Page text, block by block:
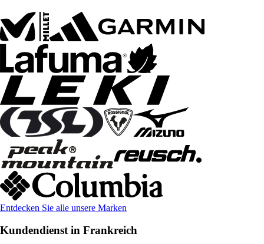
Entdecken Sie alle unsere Marken
Kundendienst in Frankreich